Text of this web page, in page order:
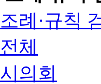
조례·규칙
전체
시의회